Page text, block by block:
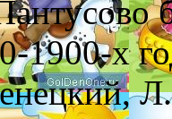
1900-х